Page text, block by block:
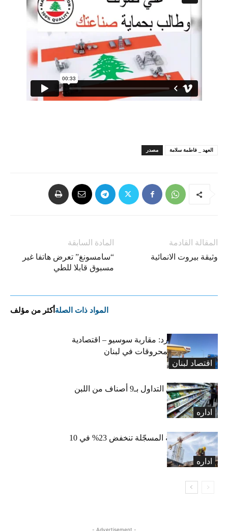
مصدر العهد _ فاطمة سلامة
المادة السابقة
“سامسونغ” تعرض هاتفا غير
مسبوق قابلا للطي
المقالة القادمة
وثيقة بيروت الانمائية
المواد ذات الصلة أكثر من مؤلف
اقتصاد لبنان
التضخم المستورد: مقاربة سوسيو – اقتصادية
لارتفاع أسعار المحروقات في لبنان
اداره
«الاقتصاد» تعلّق التداول بـ9 أصناف من اللبن
واللبنة
اداره
الرخص العقارية المسجّلة تنخفض 23% في 10
أشهر
- Advertisement -